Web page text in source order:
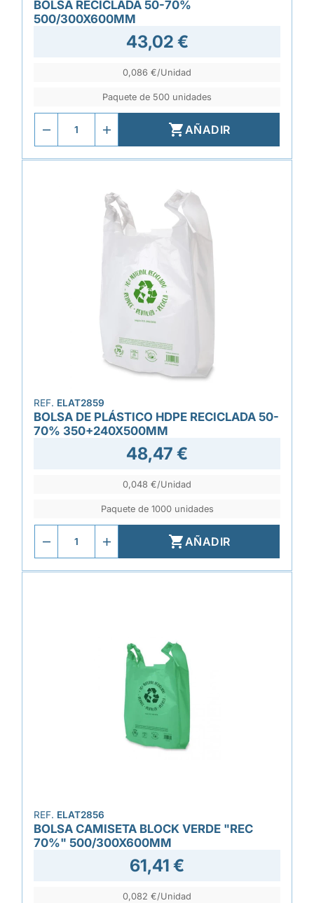
BOLSA RECICLADA 50-70%
500/300X600MM
43,02 €
0,086 €/Unidad
Paquete de 500 unidades
AÑADIR
REF. ELAT2859
BOLSA DE PLÁSTICO HDPE RECICLADA 50-
70% 350+240X500MM
48,47 €
0,048 €/Unidad
Paquete de 1000 unidades
AÑADIR
REF. ELAT2856
BOLSA CAMISETA BLOCK VERDE "REC
70%" 500/300X600MM
61,41 €
0,082 €/Unidad